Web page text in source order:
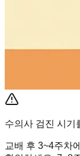
수의사 검진 시기
교배 후 3~4주차